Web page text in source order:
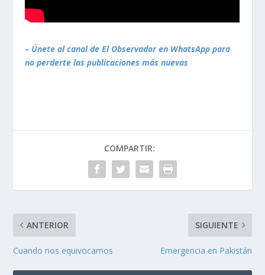
– Únete al canal de El Observador en WhatsApp para
no perderte las publicaciones más nuevas
COMPARTIR:
ANTERIOR
Cuando nos equivocamos
SIGUIENTE
Emergencia en Pakistán